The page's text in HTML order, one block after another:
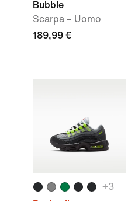
Bubble
Scarpa – Uomo
189,99 €
+3